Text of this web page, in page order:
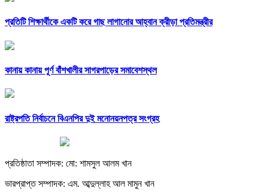
প্রতিটি শিক্ষার্থীকে একটি করে গাছ লাগানোর আহ্বান ক্রীড়া প্রতিমন্ত্রীর
কানায় কানায় পূর্ণ বাঁশখালীর সাগরপাড়ের সমাবেশস্থল
রাষ্ট্রপতি নির্বাচনে বিএনপির দুই মনোনয়নপত্র সংগ্রহ
প্রতিষ্ঠাতা সম্পাদক: মো: শামসুল আলম খান
ভারপ্রাপ্ত সম্পাদক: এম. আব্দুল্লাহ আল মামুন খান